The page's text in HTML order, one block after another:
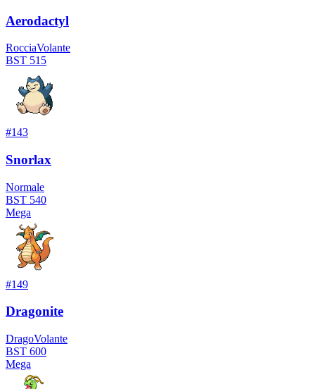
Aerodactyl
RocciaVolante
BST 515
#143
Snorlax
Normale
BST 540
Mega
#149
Dragonite
DragoVolante
BST 600
Mega